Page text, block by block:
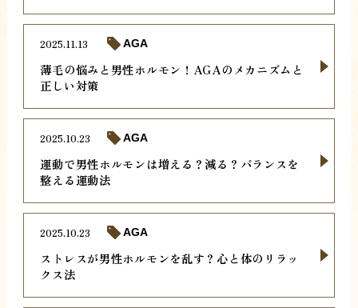
薄毛の悩みと男性ホルモン！AGAのメカニズムと
正しい対策
2025.11.13 AGA
運動で男性ホルモンは増える？減る？バランスを
整える運動法
2025.10.23 AGA
ストレスが男性ホルモンを乱す？心と体のリラッ
クス法
2025.10.23 AGA